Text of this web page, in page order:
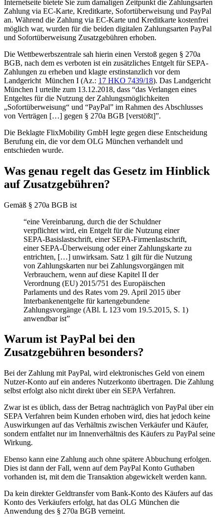
Internetseite bietete Sie zum damaligen Zeitpunkt die Zahlungsarten
Zahlung via EC-Karte, Kreditkarte, Sofortüberweisung und PayPal
an. Während die Zahlung via EC-Karte und Kreditkarte kostenfrei
möglich war, wurden für die beiden digitalen Zahlungsarten PayPal
und Sofortüberweisung Zusatzgebühren erhoben.
Die Wettbewerbszentrale sah hierin einen Verstoß gegen § 270a
BGB, nach dem es verboten ist ein zusätzliches Entgelt für SEPA-
Zahlungen zu erheben und klagte erstinstanzlich vor dem
Landgericht München I (Az.: 17 HKO 7439/18). Das Landgericht
München I urteilte zum 13.12.2018, dass “das Verlangen eines
Entgeltes für die Nutzung der Zahlungsmöglichkeiten
„Sofortüberweisung“ und “PayPal” im Rahmen des Abschlusses
von Verträgen […] gegen § 270a BGB [verstößt]”.
Die Beklagte FlixMobility GmbH legte gegen diese Entscheidung
Berufung ein, die vor dem OLG München verhandelt und
entschieden wurde.
Was genau regelt das Gesetz im Hinblick
auf Zusatzgebühren?
Gemäß § 270a BGB ist
“eine Vereinbarung, durch die der Schuldner
verpflichtet wird, ein Entgelt für die Nutzung einer
SEPA-Basislastschrift, einer SEPA-Firmenlastschrift,
einer SEPA-Überweisung oder einer Zahlungskarte zu
entrichten, […] unwirksam. Satz 1 gilt für die Nutzung
von Zahlungskarten nur bei Zahlungsvorgängen mit
Verbrauchern, wenn auf diese Kapitel II der
Verordnung (EU) 2015/751 des Europäischen
Parlaments und des Rates vom 29. April 2015 über
Interbankenentgelte für kartengebundene
Zahlungsvorgänge (ABl. L 123 vom 19.5.2015, S. 1)
anwendbar ist”
Warum ist PayPal bei den
Zusatzgebühren besonders?
Bei der Zahlung mit PayPal, wird elektronisches Geld von einem
Nutzer-Konto auf ein anderes Nutzerkonto übertragen. Die Zahlung
selbst erfolgt also nicht direkt über ein SEPA Verfahren.
Zwar ist es üblich, dass der Betrag nachträglich von PayPal über ein
SEPA Verfahren beim Kunden erhoben wird, dies hat jedoch keine
Auswirkungen auf das Verhältnis zwischen Verkäufer und Käufer,
sondern entfaltet nur im Innenverhältnis des Käufers zu PayPal seine
Wirkung.
Ebenso kann eine Zahlung auch ohne spätere Abbuchung erfolgen.
Dies ist dann der Fall, wenn auf dem PayPal Konto Guthaben
vorhanden ist, mit dem die Transaktion abgewickelt werden kann.
Da kein direkter Geldtransfer vom Bank-Konto des Käufers auf das
Konto des Verkäufers erfolgt, hat das OLG München die
Anwendung des § 270a BGB verneint.